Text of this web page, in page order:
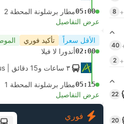
8
40
2
22
20
05:00مطار برشلونة المحطة 2
عرض التفاصيل
الأقل سعراً تأكيد فوري
02:00أندورا لا فيلا
٣ ساعات و‫15 دقائق
05:15مطار برشلونة المحطة 1
عرض التفاصيل
فوري